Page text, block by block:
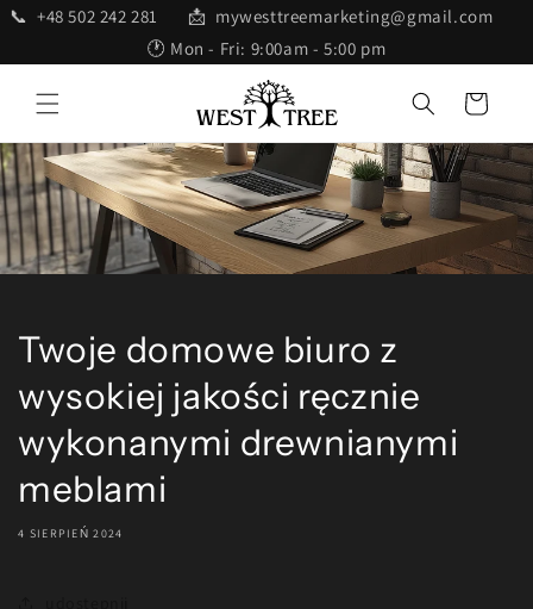
Przejdź
📞 +48 502 242 281 📩 mywesttreemarketing@gmail.com
🕐 Mon - Fri: 9:00am - 5:00 pm
Koszyk
Twoje domowe biuro z
wysokiej jakości ręcznie
wykonanymi drewnianymi
meblami
4 SIERPIEŃ 2024